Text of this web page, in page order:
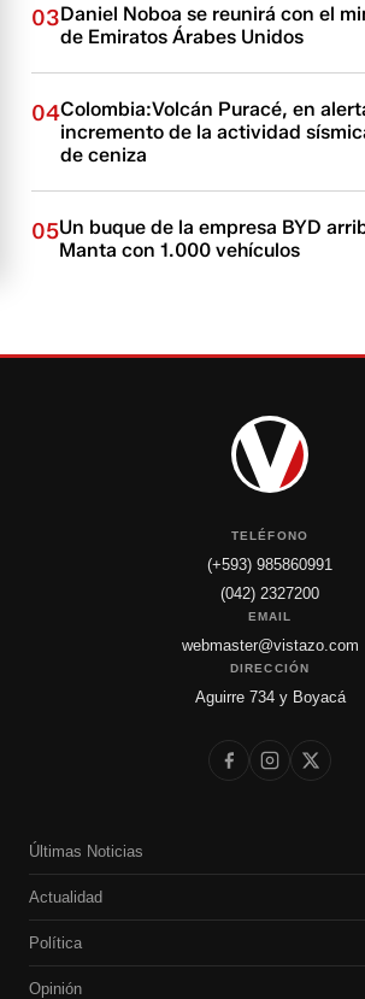
03Daniel Noboa se reunirá con el
de Emiratos Árabes Unidos
04Colombia:Volcán Puracé, en
incremento de la actividad
de ceniza
05Un buque de la empresa BYD
Manta con 1.000 vehículos
TELÉFONO
(+593) 985860991
(042) 2327200
EMAIL
webmaster@vistazo.com
DIRECCIÓN
Aguirre 734 y Boyacá
Últimas Noticias
Actualidad
Política
Opinión